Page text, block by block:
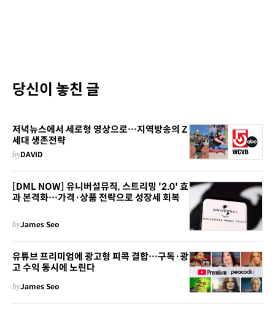
당신이 놓친 글
저녁뉴스에서 세로형 영상으로…지역방송의 Z
세대 생존전략
byDAVID
[DML NOW] 유니버설뮤직, 스트리밍 '2.0' 효
과 본격화…가격·상품 전략으로 성장세 회복
byJames Seo
유튜브 프리미엄에 광고형 피콕 결합…구독·광
고 수익 동시에 노린다
byJames Seo